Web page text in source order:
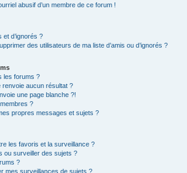
abusif d’un membre de ce forum !
et d’ignorés ?
des utilisateurs de ma liste d’amis ou d’ignorés ?
les forums ?
renvoie aucun résultat ?
une page blanche ?!
?
propres messages et sujets ?
les favoris et la surveillance ?
ou surveiller des sujets ?
?
mes surveillances de sujets ?